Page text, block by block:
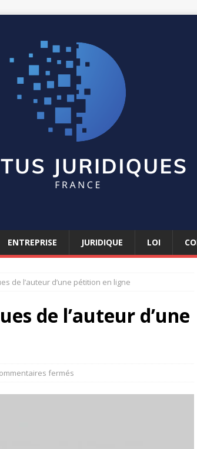
ENTREPRISE JURIDIQUE LOI
de l’auteur d’une pétition en ligne
de l’auteur d’une
fermés